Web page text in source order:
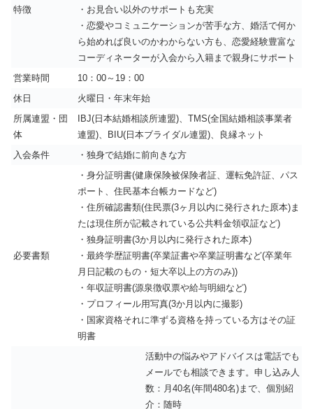
特徴
・お見合い以外のサポートも充実
・恋愛やコミュニケーションが苦手な方、婚活で何か
ら始めれば良いのかわからない方も、恋愛経験豊富な
コーディネーターが入会から入籍まで親身にサポート
営業時間
10：00～19：00
休日
火曜日・年末年始
所属連盟・団
体
IBJ(日本結婚相談所連盟)、TMS(全国結婚相談事業者
連盟)、BIU(日本ブライダル連盟)、良縁ネット
入会条件
・独身で結婚に前向きな方
必要書類
・身分証明書(健康保険被保険者証、運転免許証、パス
ポート、住民基本台帳カードなど)
・住所確認書類(住民票(3ヶ月以内に発行された原本)ま
たは現住所が記載されている公共料金領収証など)
・独身証明書(3か月以内に発行された原本)
・最終学歴証明書(卒業証書や卒業証明書など(卒業年
月日記載のもの・短大卒以上の方のみ))
・年収証明書(源泉徴収票や給与明細など)
・プロフィール用写真(3か月以内に撮影)
・国家資格それに準ずる資格を持っている方はその証
明書
活動中の悩みやアドバイスは電話でも
メールでも相談できます。申し込み人
数：月40名(年間480名)まで、個別紹
介：随時